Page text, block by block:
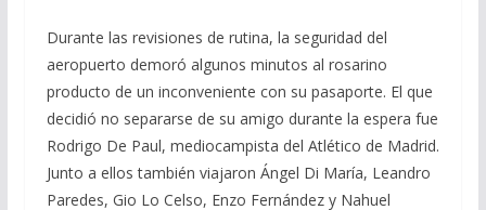
Durante las revisiones de rutina, la seguridad del
aeropuerto demoró algunos minutos al rosarino
producto de un inconveniente con su pasaporte. El que
decidió no separarse de su amigo durante la espera fue
Rodrigo De Paul, mediocampista del Atlético de Madrid.
Junto a ellos también viajaron Ángel Di María, Leandro
Paredes, Gio Lo Celso, Enzo Fernández y Nahuel